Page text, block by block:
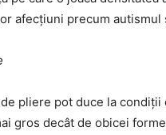
afecțiuni precum autismul
pliere pot duce la
gros decât de obicei